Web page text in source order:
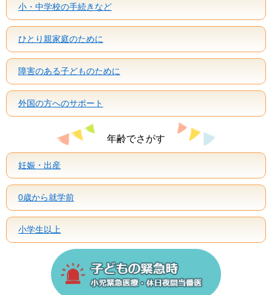
小・中学校の手続きなど
ひとり親家庭のために
障害のある子どものために
外国の方へのサポート
年齢でさがす
妊娠・出産
0歳から就学前
小学生以上